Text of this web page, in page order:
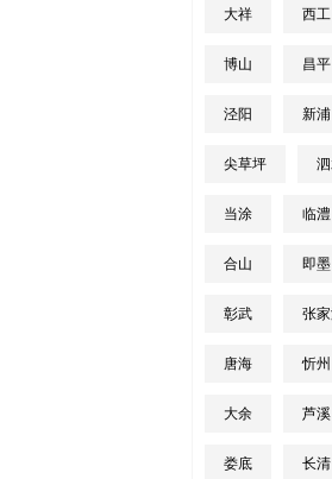
大祥 西工
博山 昌平
泾阳 新浦
尖草坪
当涂 临澧
合山 即墨
彰武 张
唐海 忻州
大余 芦溪
娄底 长清